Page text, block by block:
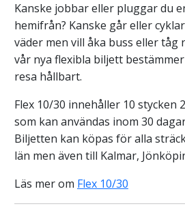
Kanske jobbar eller pluggar du
hemifrån? Kanske går eller
väder men vill åka buss eller tåg
vår nya flexibla biljett
resa hållbart.
Flex 10/30 innehåller 10
som kan användas inom 30
Biljetten kan köpas för alla
län men även till Kalmar,
Läs mer om Flex 10/30